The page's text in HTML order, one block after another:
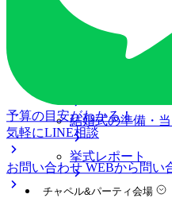
ブライダルフェア
アニヴェルセル
結婚式の準備・
挙式レポート
チャペル&パーティ会場
予算の目安がわかる！
気軽にLINE相談
お問い合わせ WEBから問い